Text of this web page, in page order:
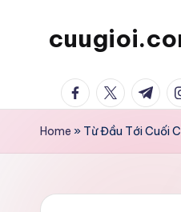
facebook.com
twitter.com
t.me
Home » Từ Đầu Tới Cuối